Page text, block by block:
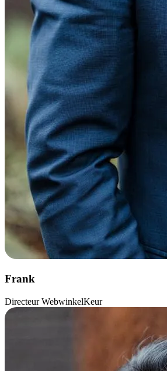
Frank
Directeur WebwinkelKeur